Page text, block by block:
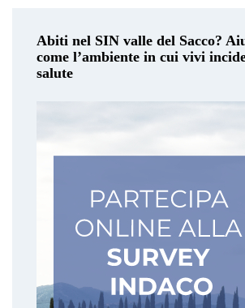
Abiti nel SIN valle del Sacco?
come l’ambiente in cui vivi
salute